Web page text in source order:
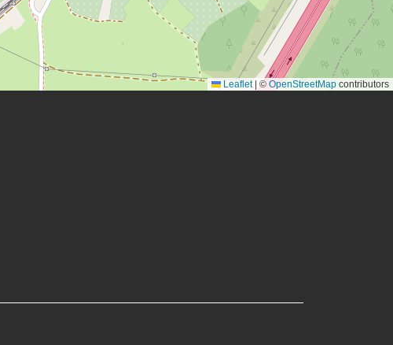
Leaflet © OpenStreetMap contributors